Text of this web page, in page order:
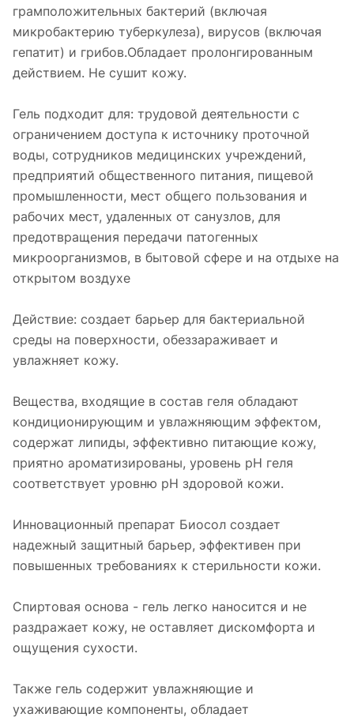
грамположительных бактерий (включая
микробактерию туберкулеза), вирусов (включая
гепатит) и грибов.Обладает пролонгированным
действием. Не сушит кожу.
Гель подходит для: трудовой деятельности с
ограничением доступа к источнику проточной
воды, сотрудников медицинских учреждений,
предприятий общественного питания, пищевой
промышленности, мест общего пользования и
рабочих мест, удаленных от санузлов, для
предотвращения передачи патогенных
микроорганизмов, в бытовой сфере и на отдыхе на
открытом воздухе
Действие: создает барьер для бактериальной
среды на поверхности, обеззараживает и
увлажняет кожу.
Вещества, входящие в состав геля обладают
кондиционирующим и увлажняющим эффектом,
содержат липиды, эффективно питающие кожу,
приятно ароматизированы, уровень рН геля
соответствует уровню рН здоровой кожи.
Инновационный препарат Биосол создает
надежный защитный барьер, эффективен при
повышенных требованиях к стерильности кожи.
Спиртовая основа - гель легко наносится и не
раздражает кожу, не оставляет дискомфорта и
ощущения сухости.
Также гель содержит увлажняющие и
ухаживающие компоненты, обладает